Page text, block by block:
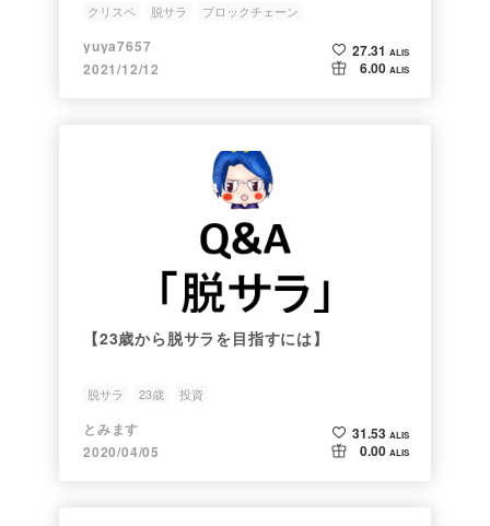
クリスペ 脱サラ ブロックチェーン
yuya7657
2021/12/12
27.31 ALIS
6.00 ALIS
【23歳から脱サラを目指すには】
脱サラ 23歳 投資
とみます
2020/04/05
31.53 ALIS
0.00 ALIS